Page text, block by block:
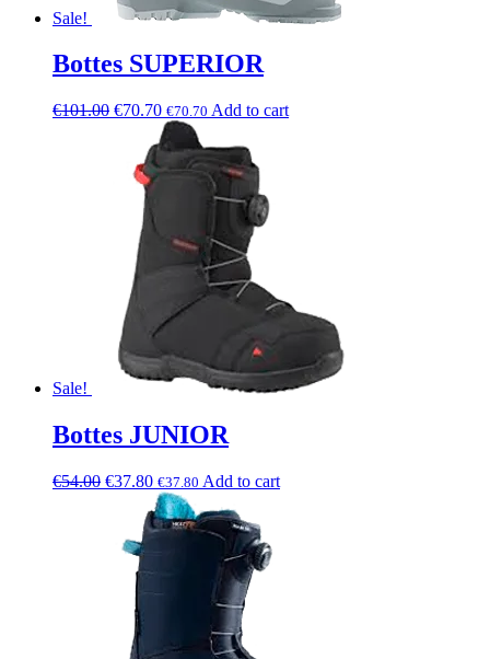
Sale!
Bottes SUPERIOR
€101.00 €70.70 €70.70 Add to cart
Sale!
Bottes JUNIOR
€54.00 €37.80 €37.80 Add to cart